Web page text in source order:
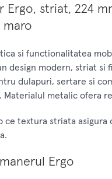
Ergo, striat, 224
maro
si functionalitatea
design modern, striat si
dulapuri, sertare si
Materialul metalic ofera
ce textura striata asigura
Ergo